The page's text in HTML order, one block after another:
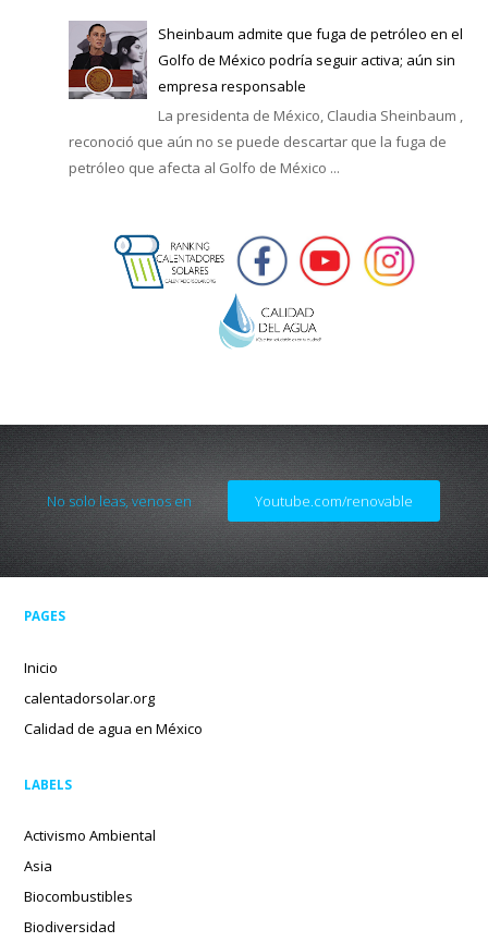
Sheinbaum admite que fuga de petróleo en el
Golfo de México podría seguir activa; aún sin
empresa responsable
La presidenta de México, Claudia Sheinbaum ,
reconoció que aún no se puede descartar que la fuga de
petróleo que afecta al Golfo de México ...
No solo leas, venos en Youtube.com/renovable
PAGES
Inicio
calentadorsolar.org
Calidad de agua en México
LABELS
Activismo Ambiental
Asia
Biocombustibles
Biodiversidad